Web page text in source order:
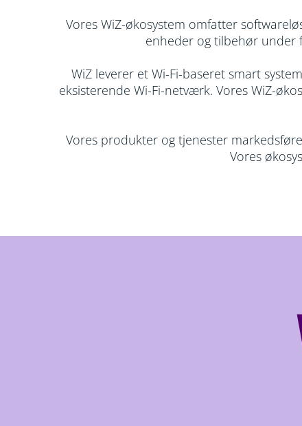
Vores WiZ-økosystem omfatter
enheder og tilbehør under
WiZ leverer et Wi-Fi-baseret smart
eksisterende Wi-Fi-netværk. Vores WiZ-
Vores produkter og tjenester
Vores